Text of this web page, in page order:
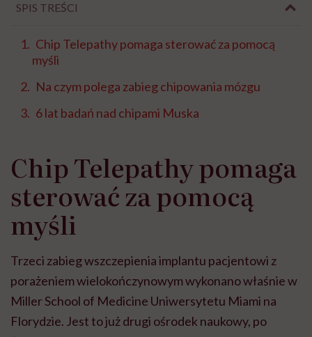
SPIS TREŚCI
Chip Telepathy pomaga sterować za pomocą
myśli
Na czym polega zabieg chipowania mózgu
6 lat badań nad chipami Muska
Chip Telepathy pomaga
sterować za pomocą
myśli
Trzeci zabieg wszczepienia implantu pacjentowi z
porażeniem wielokończynowym wykonano właśnie w
Miller School of Medicine Uniwersytetu Miami na
Florydzie. Jest to już drugi ośrodek naukowy, po